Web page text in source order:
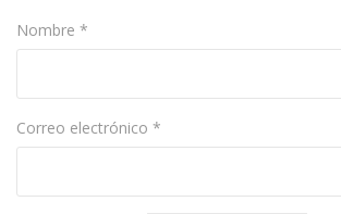
Nombre *
Correo electrónico *